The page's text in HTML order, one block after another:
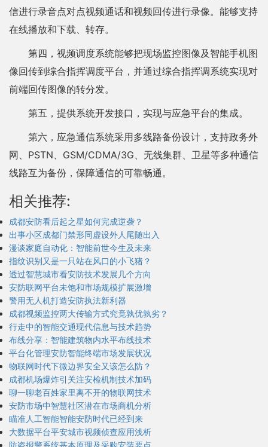
信进行录音点对点视频通话和视频回传进行录像。能够支持
在线播放和下载、转存。
第四，视频调度系统能够把现场监控图像及智能手机图
像回传到综合指挥调度平台，并通过综合指挥调系统实现对
前端回传图像的转分发。
第五，提供系统开发接口，实现与应急平台的集成。
第六，应急通信系统采用多线路备份设计，支持政务外
网、PSTN、GSM/CDMA/3G、无线集群、卫星等多种通信
线路互为备份，保障通信的可靠畅通。
相关推荐:
成都安防看后起之星如何完成逆袭？
出事小区成都门禁形同虚设外人尾随出入
漫谈家庭自动化：智能前世今生及未来
指纹识别又是一只站在风口的小飞猪？
透过智慧城市看安防技术发展几个方向
安防联网平台未饱和市场规模扩展激增
警用无人机打造安防执法新利器
成都视频监控两大传输方式究竟孰优孰劣？
行走中的智能交通现代信息与技术趋势
布线分享：智能建筑物内水平布线技术
平台化管理安防智能终端市场发展状况
物联网时代下微边界安全又该怎么防？
成都机场爆炸引关注安检机制技术加码
聊一聊老百姓家里离不开的物联网技术
安防市场中智慧社区潜在市场商机分析
瞄准人工智能智能安防时代已经到来
大数据平台平安城市视频侦查应用浅析
防盗报警系统基本原理及采购安装要点